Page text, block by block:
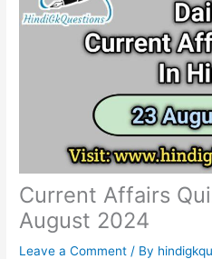
Current Affairs
August 2024
Leave a Comment / By